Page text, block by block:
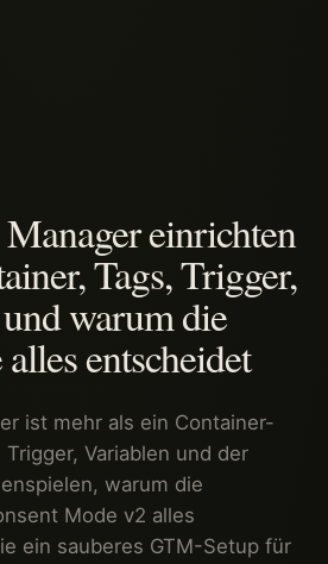
einrichten
Tags, Trigger,
warum die
entscheidet
ist mehr als ein Container-
Variablen und der
warum die
Mode v2 alles
ein sauberes GTM-Setup für